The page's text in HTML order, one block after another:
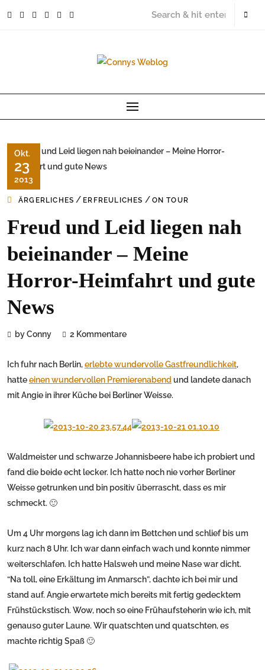
Okt.
23
2013
ÄRGERLICHES / ERFREULICHES / ON TOUR
Freud und Leid liegen nah
beieinander – Meine
Horror-Heimfahrt und gute
News
by Conny 2 Kommentare
Ich fuhr nach Berlin,erlebte wundervolle Gastfreundlichkeit,
hatteeinen wundervollen Premierenabendund landete danach
mit Angie in ihrer Küche bei Berliner Weisse.
Waldmeister und schwarze Johannisbeere habe ich probiert und
fand die beide echt lecker. Ich hatte noch nie vorher Berliner
Weisse getrunken und bin positiv überrascht, dass es mir
schmeckt. 🙂
Um 4 Uhr morgens lag ich dann im Bettchen und schlief bis um
kurz nach 8 Uhr. Ich war dann einfach wach und konnte nimmer
weiterschlafen. Ich hatte Halsweh und meine Nase war dicht.
“Na toll, eine Erkältung im Anmarsch”, dachte ich bei mir und
stand auf. Angie erwartete mich bereits mit fertig gedecktem
Frühstückstisch. Wow, noch so eine Frühaufsteherin wie ich, mit
genauso guter Laune. Wir quatschten und quatschten, es
machte richtig Spaß 🙂